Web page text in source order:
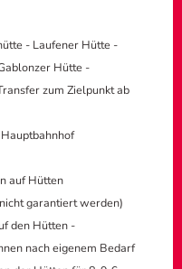
- Laufener Hütte -
Hütte -
zum Zielpunkt ab
auf Hütten
garantiert werden)
den Hütten -
nach eigenem Bedarf